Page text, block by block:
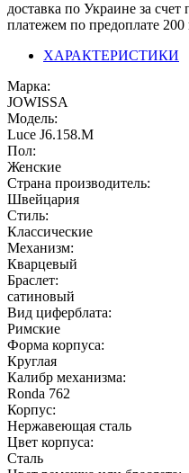
доставка по Украине за
платежем по предоплате 200
ХАРАКТЕРИСТИКИ
Марка:
JOWISSA
Модель:
Luсе J6.158.М
Пол:
Женские
Страна производитель:
Швейцария
Стиль:
Классические
Механизм:
Кварцевый
Браслет:
сатиновый
Вид циферблата:
Римские
Форма корпуса:
Круглая
Калибр механизма:
Ronda 762
Корпус:
Нержавеющая cталь
Цвет корпуса:
Сталь